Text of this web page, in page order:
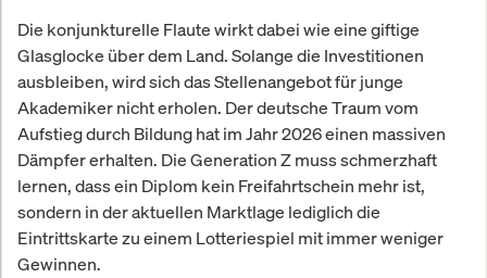
Die konjunkturelle Flaute wirkt dabei wie eine giftige
Glasglocke über dem Land. Solange die Investitionen
ausbleiben, wird sich das Stellenangebot für junge
Akademiker nicht erholen. Der deutsche Traum vom
Aufstieg durch Bildung hat im Jahr 2026 einen massiven
Dämpfer erhalten. Die Generation Z muss schmerzhaft
lernen, dass ein Diplom kein Freifahrtschein mehr ist,
sondern in der aktuellen Marktlage lediglich die
Eintrittskarte zu einem Lotteriespiel mit immer weniger
Gewinnen.